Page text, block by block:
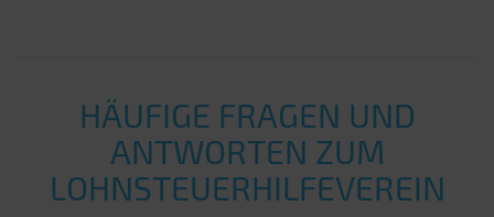
HÄUFIGE FRAGEN UND
ANTWORTEN ZUM
LOHNSTEUERHILFEVEREIN